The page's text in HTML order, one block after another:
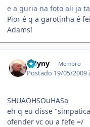
e a guria na foto ali ja
Pior é q a garotinha é
Adams!
Odyny Membro
Postado 19/05/2009
SHUAOHSOuHASa
eh q eu disse
ofender vc ou a fefe =/